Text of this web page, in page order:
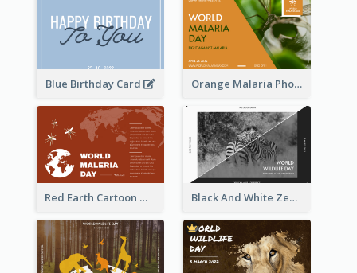
Blue Birthday Card Orange Malaria Photo World Malaria Day Greeting Card
Red Earth Cartoon World Malaria Day Greeting Card Black And White Zebra World Wildlife Day Greeting Card